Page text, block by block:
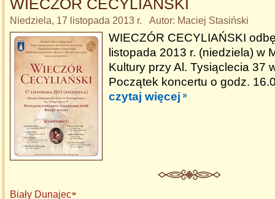
WIECZÓR CECYLIAŃSKI
Niedziela, 17 listopada 2013 r. Autor: Maciej Stasiński
WIECZÓR CECYLIAŃSKI
listopada 2013 r. (niedziela) w
Kultury przy Al. Tysiąclecia 37
Początek koncertu o godz.
czytaj więcej
Biały Dunajec